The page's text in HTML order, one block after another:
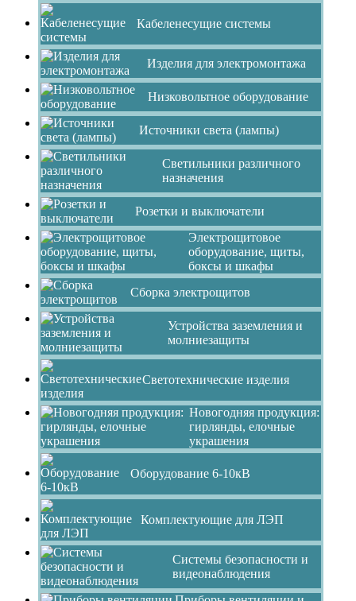
Кабеленесущие системы
Изделия для электромонтажа
Низковольтное оборудование
Источники света (лампы)
Светильники различного
назначения
Розетки и выключатели
Электрощитовое
оборудование, щиты,
боксы и шкафы
Сборка электрощитов
Устройства заземления и
молниезащиты
Светотехнические изделия
Новогодняя продукция:
гирлянды, елочные
украшения
Оборудование 6-10кВ
Комплектующие для ЛЭП
Системы безопасности и
видеонаблюдения